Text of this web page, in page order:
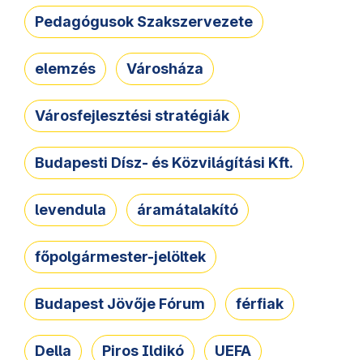
Pedagógusok Szakszervezete
elemzés Városháza
Városfejlesztési stratégiák
Budapesti Dísz- és Közvilágítási Kft.
levendula áramátalakító
főpolgármester-jelöltek
Budapest Jövője Fórum férfiak
Della Piros Ildikó UEFA